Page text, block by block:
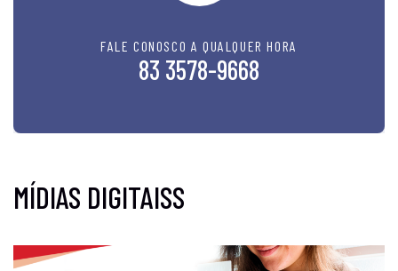
FALE CONOSCO A QUALQUER HORA
83 3578-9668
MÍDIAS DIGITAISS